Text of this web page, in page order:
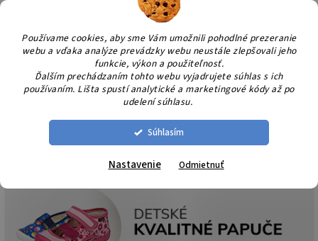
Používame cookies, aby sme Vám umožnili pohodlné prezeranie
webu a vďaka analýze prevádzky webu neustále zlepšovali jeho
funkcie, výkon a použiteľnosť.
Ďalším prechádzaním tohto webu vyjadrujete súhlas s ich
používaním. Lišta spustí analytické a marketingové kódy až po
udelení súhlasu.
Súhlasím
Nastavenie Odmietnuť
Prejsť
obsah